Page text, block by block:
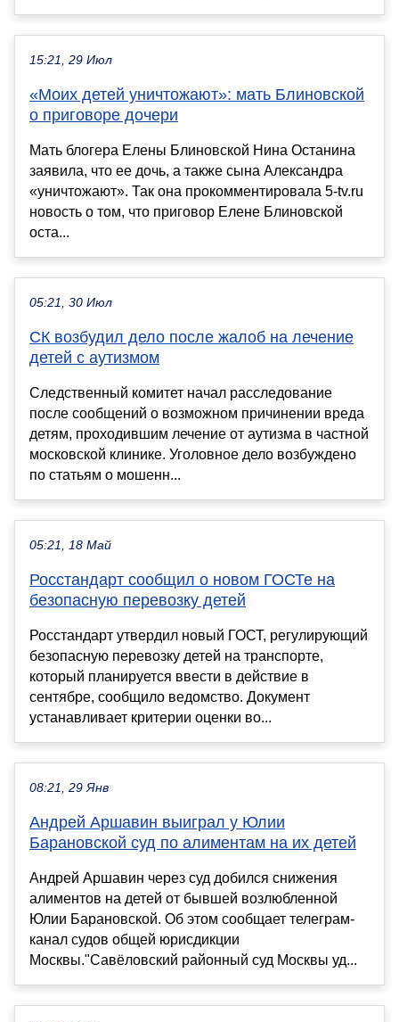
15:21, 29 Июл
«Моих детей уничтожают»: мать Блиновской
о приговоре дочери
Мать блогера Елены Блиновской Нина Останина
заявила, что ее дочь, а также сына Александра
«уничтожают». Так она прокомментировала 5-tv.ru
новость о том, что приговор Елене Блиновской
оста...
05:21, 30 Июл
СК возбудил дело после жалоб на лечение
детей с аутизмом
Следственный комитет начал расследование
после сообщений о возможном причинении вреда
детям, проходившим лечение от аутизма в частной
московской клинике. Уголовное дело возбуждено
по статьям о мошенн...
05:21, 18 Май
Росстандарт сообщил о новом ГОСТе на
безопасную перевозку детей
Росстандарт утвердил новый ГОСТ, регулирующий
безопасную перевозку детей на транспорте,
который планируется ввести в действие в
сентябре, сообщило ведомство. Документ
устанавливает критерии оценки во...
08:21, 29 Янв
Андрей Аршавин выиграл у Юлии
Барановской суд по алиментам на их детей
Андрей Аршавин через суд добился снижения
алиментов на детей от бывшей возлюбленной
Юлии Барановской. Об этом сообщает телеграм-
канал судов общей юрисдикции
Москвы."Савёловский районный суд Москвы уд...